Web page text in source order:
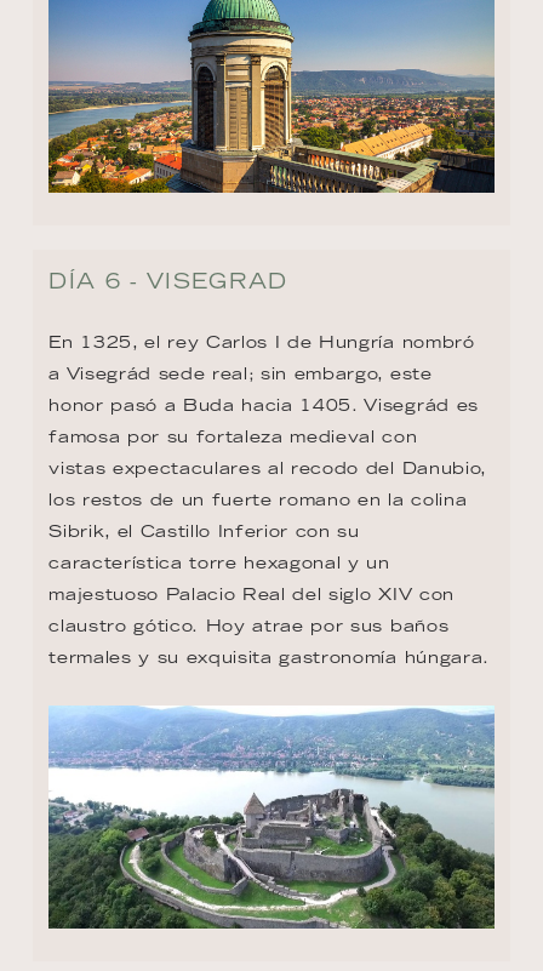
DÍA 6 - VISEGRAD
En 1325, el rey Carlos I de Hungría nombró
a Visegrád sede real; sin embargo, este
honor pasó a Buda hacia 1405. Visegrád es
famosa por su fortaleza medieval con
vistas expectaculares al recodo del Danubio,
los restos de un fuerte romano en la colina
Sibrik, el Castillo Inferior con su
característica torre hexagonal y un
majestuoso Palacio Real del siglo XIV con
claustro gótico. Hoy atrae por sus baños
termales y su exquisita gastronomía húngara.